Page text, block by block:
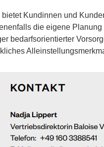
bietet Kundinnen und
die eigene
bedarfsorientierter